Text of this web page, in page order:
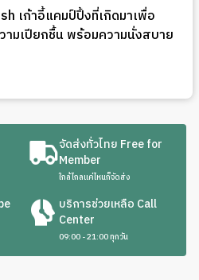
เก้าอี้แคมป์ปิ้งที่เกิดมาเพื่อ
มเปียกชื้น พร้อมความนั่งสบาย
จัดส่งทั่วไทย Free for
Member
ใกล้ไกลแค่ไหนก็จัดส่ง
บริการช่วยเหลือ Call
Center
09:00 - 21:00 ทุกวัน